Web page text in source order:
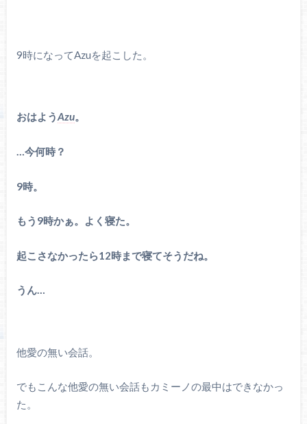
9時になってAzuを起こした。
おはようAzu。
…今何時？
9時。
もう9時かぁ。よく寝た。
起こさなかったら12時まで寝てそうだね。
うん…
他愛の無い会話。
でもこんな他愛の無い会話もカミーノの最中はできなかっ
た。